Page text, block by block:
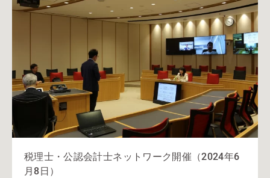
税理士・公認会計士ネットワーク開催（2024年6
月8日）